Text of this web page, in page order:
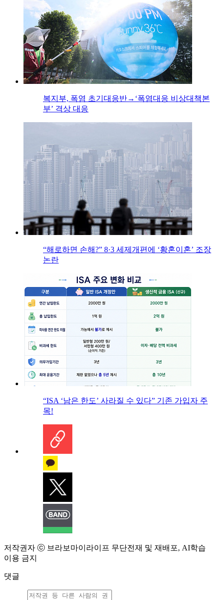
복지부, 폭염 초기대응반→‘폭염대응 비상대책본
부’ 격상 대응
“해로하면 손해?” 8·3 세제개편에 ‘황혼이혼’ 조장
논란
“ISA ‘남은 한도’ 사라질 수 있다” 기존 가입자 주
목!
저작권자 ⓒ 브라보마이라이프 무단전재 및 재배포, AI학습
이용 금지
댓글